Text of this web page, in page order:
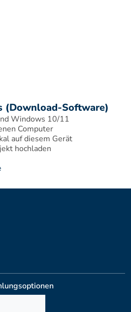
(Download-Software)
Windows 10/11
Computer
auf diesem Gerät